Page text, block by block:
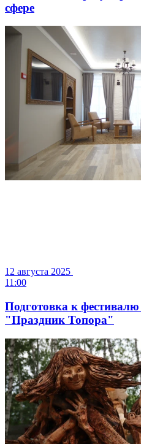
сфере
12 августа 2025
11:00
Подготовка к
"Праздник Топора"